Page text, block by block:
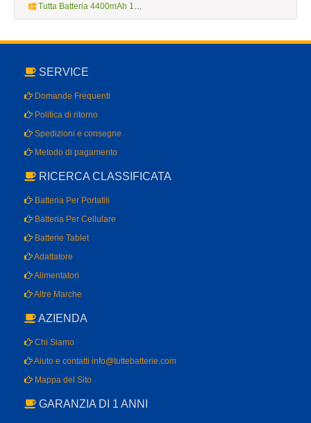
Tutta Batteria 4400mAh 14.4V
SERVICE
Domande Frequenti
Politica di ritorno
Spedizioni e consegne
Metodo di pagamento
RICERCA CLASSIFICATA
Batteria Per Portatili
Batteria Per Cellulare
Batterie Tablet
Adattatore
Alimentatori
Altre Marche
AZIENDA
Chi Siamo
Aiuto e contatti info@tuttebatterie.com
Mappa del Sito
GARANZIA DI 1 ANNI